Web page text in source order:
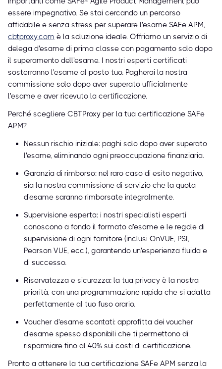
essere impegnativo. Se stai cercando un percorso
affidabile e senza stress per superare l'esame SAFe APM,
cbtproxy.com è la soluzione ideale. Offriamo un servizio di
delega d'esame di prima classe con pagamento solo dopo
il superamento dell'esame. I nostri esperti certificati
sosterranno l'esame al posto tuo. Pagherai la nostra
commissione solo dopo aver superato ufficialmente
l'esame e aver ricevuto la certificazione.
Perché scegliere CBTProxy per la tua certificazione SAFe
APM?
Nessun rischio iniziale: paghi solo dopo aver superato
l'esame, eliminando ogni preoccupazione finanziaria.
Garanzia di rimborso: nel raro caso di esito negativo,
sia la nostra commissione di servizio che la quota
d'esame saranno rimborsate integralmente.
Supervisione esperta: i nostri specialisti esperti
conoscono a fondo il formato d'esame e le regole di
supervisione di ogni fornitore (inclusi OnVUE, PSI,
Pearson VUE, ecc.), garantendo un'esperienza fluida e
di successo.
Riservatezza e sicurezza: la tua privacy è la nostra
priorità, con una programmazione rapida che si adatta
perfettamente al tuo fuso orario.
Voucher d'esame scontati: approfitta dei voucher
d'esame spesso disponibili che ti permettono di
risparmiare fino al 40% sui costi di certificazione.
Pronto a ottenere la tua certificazione SAFe APM senza la